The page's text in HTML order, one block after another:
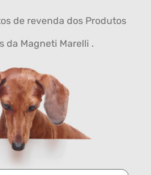
de revenda dos Produtos
da Magneti Marelli .